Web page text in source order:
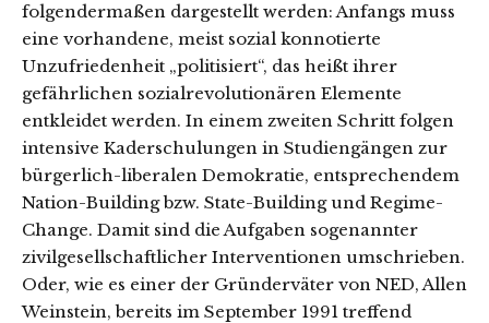
folgendermaßen dargestellt werden: Anfangs muss
eine vorhandene, meist sozial konnotierte
Unzufriedenheit „politisiert“, das heißt ihrer
gefährlichen sozialrevolutionären Elemente
entkleidet werden. In einem zweiten Schritt folgen
intensive Kaderschulungen in Studiengängen zur
bürgerlich-liberalen Demokratie, entsprechendem
Nation-Building bzw. State-Building und Regime-
Change. Damit sind die Aufgaben sogenannter
zivilgesellschaftlicher Interventionen umschrieben.
Oder, wie es einer der Gründerväter von NED, Allen
Weinstein, bereits im September 1991 treffend